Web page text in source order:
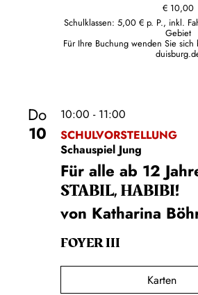
€ 10,00
Schulklassen: 5,00 € p. P., inkl.
Gebiet
Für Ihre Buchung wenden Sie sich
Do
10
10:00 - 11:00
SCHULVORSTELLUNG
Schauspiel Jung
Für alle ab 12
STABIL, HABIBI!
von Katharina
FOYER III
Karten